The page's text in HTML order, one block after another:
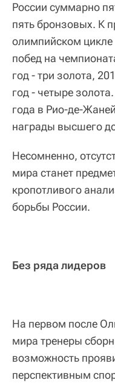
России суммарно
пять бронзовых. К
олимпийском цикле
побед на
год - три золота,
год - четыре
года в Рио-де-
награды высшего
Несомненно,
мира станет
кропотливого
борьбы России.
Без ряда лидеров
На первом после
мира тренеры
возможность
перспективным